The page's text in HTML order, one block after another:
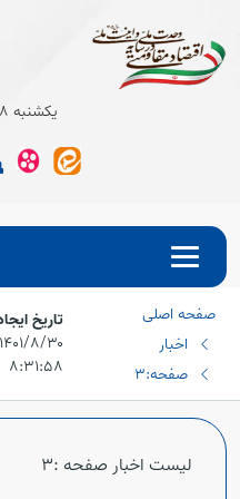
Open
Open
یکشنبه 18 مرداد 1405
صفحه اصلی
اخبار
صفحه:3
تاریخ
۸:۳۱:۵۸
لیست اخبار صفحه :3